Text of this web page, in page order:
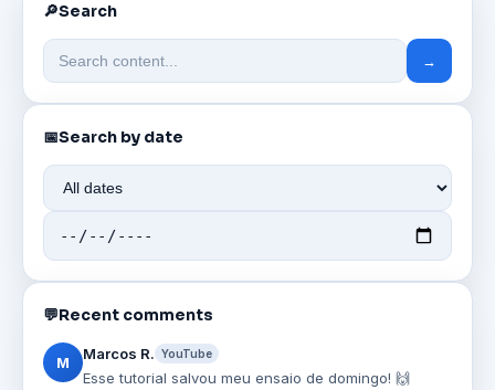
🔎Search
→
📅Search by date
💬Recent comments
M Marcos R. YouTube
Esse tutorial salvou meu ensaio de domingo! 🙌